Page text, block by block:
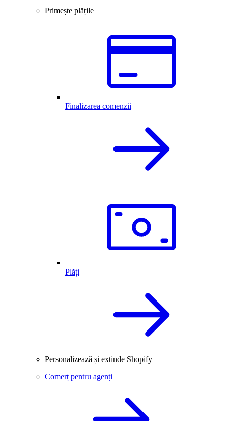
Primește plățile
Finalizarea comenzii
Plăți
Personalizează și extinde Shopify
Comerț pentru agenți